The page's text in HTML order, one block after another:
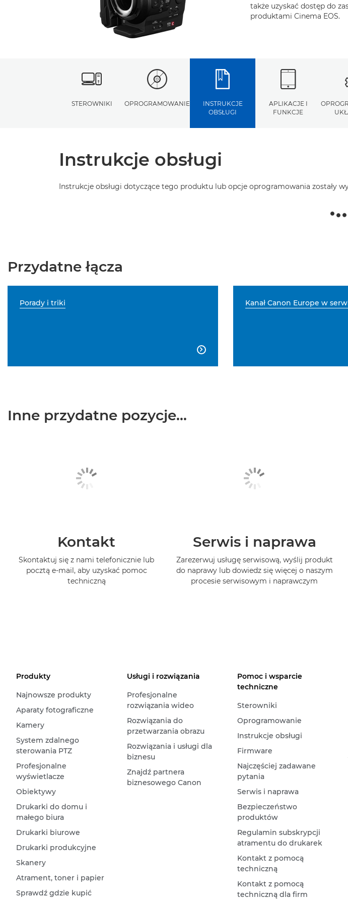
także uzyskać dostęp do
produktami Cinema EOS.
STEROWNIKI OPROGRAMOWANIE
INSTRUKCJE
OBSŁUGI
APLIKACJE I
FUNKCJE
Instrukcje obsługi
Instrukcje obsługi dotyczące tego produktu lub opcje oprogramowania zostały
Przydatne łącza
Porady i triki

Kanał Canon Europe w
Inne przydatne pozycje...
Kontakt
Skontaktuj się z nami telefonicznie lub
pocztą e-mail, aby uzyskać pomoc
techniczną
Serwis i naprawa
Zarezerwuj usługę serwisową, wyślij produkt
do naprawy lub dowiedz się więcej o naszym
procesie serwisowym i naprawczym
Produkty
Najnowsze produkty
Aparaty fotograficzne
Kamery
System zdalnego
sterowania PTZ
Profesjonalne
wyświetlacze
Obiektywy
Drukarki do domu i
małego biura
Drukarki biurowe
Drukarki produkcyjne
Skanery
Atrament, toner i papier
Sprawdź gdzie kupić
Usługi i rozwiązania
Profesjonalne
rozwiązania wideo
Rozwiązania do
przetwarzania obrazu
Rozwiązania i usługi dla
biznesu
Znajdź partnera
biznesowego Canon
Pomoc i wsparcie
techniczne
Sterowniki
Oprogramowanie
Instrukcje obsługi
Firmware
Najczęściej zadawane
pytania
Serwis i naprawa
Bezpieczeństwo
produktów
Regulamin subskrypcji
atramentu do drukarek
Kontakt z pomocą
techniczną
Kontakt z pomocą
techniczną dla firm